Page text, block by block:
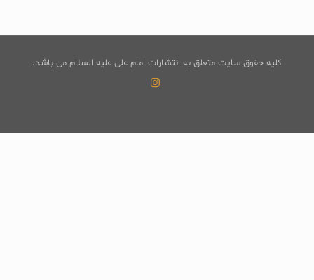
کلیه حقوق سایت متعلق به انتشارات امام علی علیه السلام می باشد.